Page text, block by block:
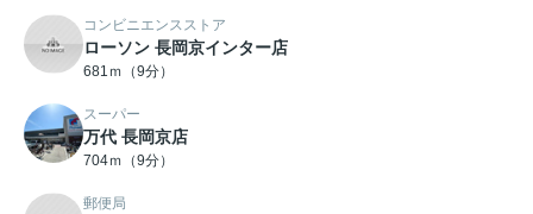
コンビニエンスストア
ローソン 長岡京インター店
681ｍ（9分）
スーパー
万代 長岡京店
704ｍ（9分）
郵便局